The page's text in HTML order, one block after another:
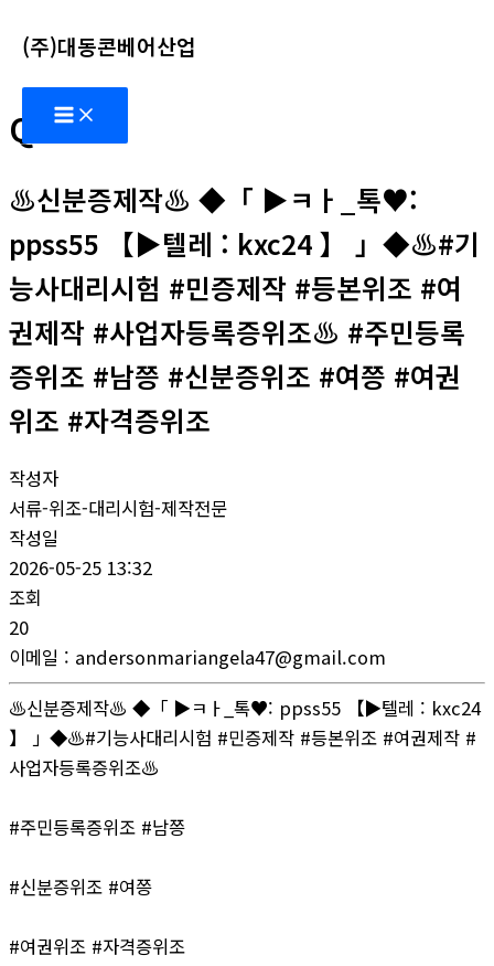
텐
츠
로
건
뛰
(주)대동콘베어산업
Main
Menu
Q&A
♨️신분증제작♨️ ◆「 ▶ㅋㅏ_톡♥:
ppss55 【▶텔레 : kxc24 】 」◆♨️#기
능사대리시험 #민증제작 #등본위조 #여
권제작 #사업자등록증위조♨️ #주민등록
증위조 #남쯩 #신분증위조 #여쯩 #여권
위조 #자격증위조
작성자
서류-위조-대리시험-제작전문
작성일
2026-05-25 13:32
조회
20
이메일 : andersonmariangela47@gmail.com
♨️신분증제작♨️ ◆「 ▶ㅋㅏ_톡♥: ppss55 【▶텔레 : kxc24
】 」◆♨️#기능사대리시험 #민증제작 #등본위조 #여권제작 #
사업자등록증위조♨️
#주민등록증위조 #남쯩
#신분증위조 #여쯩
#여권위조 #자격증위조